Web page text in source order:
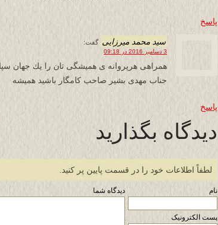
پاسخ
سيد محمد ميرزايى گفت:
3 دسامبر 2016 در 09:18
همراهى هرپروانه ى هميشگى تان را يك جهان
جناب مهدى بشير صاحب كامگار باشيد هميشه
پاسخ
دیدگاه بگذارید
لطفاً اطلاعات خود را در قسمت پایین پر کنید.
نام
پست الکترونیک
دیدگاه شما